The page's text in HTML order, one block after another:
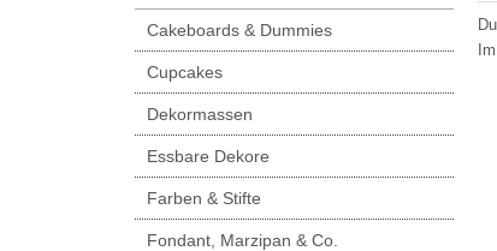
Cakeboards & Dummies
Cupcakes
Dekormassen
Essbare Dekore
Farben & Stifte
Fondant, Marzipan & Co.